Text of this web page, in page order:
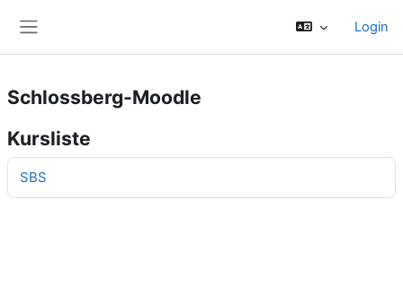
Login
Schlossberg-Moodle
Kursliste
SBS